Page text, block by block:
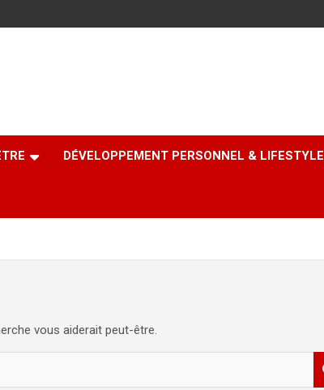
DÉVELOPPEMENT PERSONNEL & LIFESTYLE
vous aiderait peut-être.